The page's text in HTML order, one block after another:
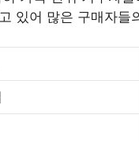
있어 많은 구매자들